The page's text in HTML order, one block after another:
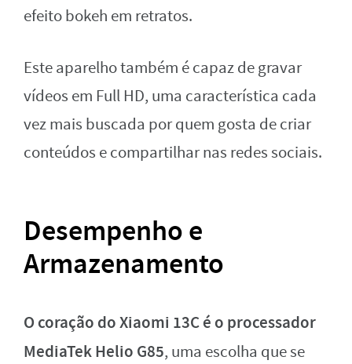
efeito bokeh em retratos.
Este aparelho também é capaz de gravar
vídeos em Full HD, uma característica cada
vez mais buscada por quem gosta de criar
conteúdos e compartilhar nas redes sociais.
Desempenho e
Armazenamento
O coração do Xiaomi 13C é o processador
MediaTek Helio G85, uma escolha que se